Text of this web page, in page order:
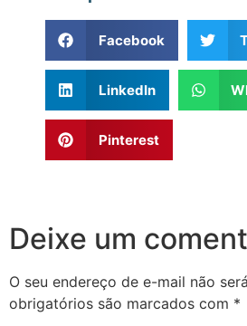
Facebook
LinkedIn
Pinterest
Deixe um
O seu endereço de e-mail não
obrigatórios são marcados com *